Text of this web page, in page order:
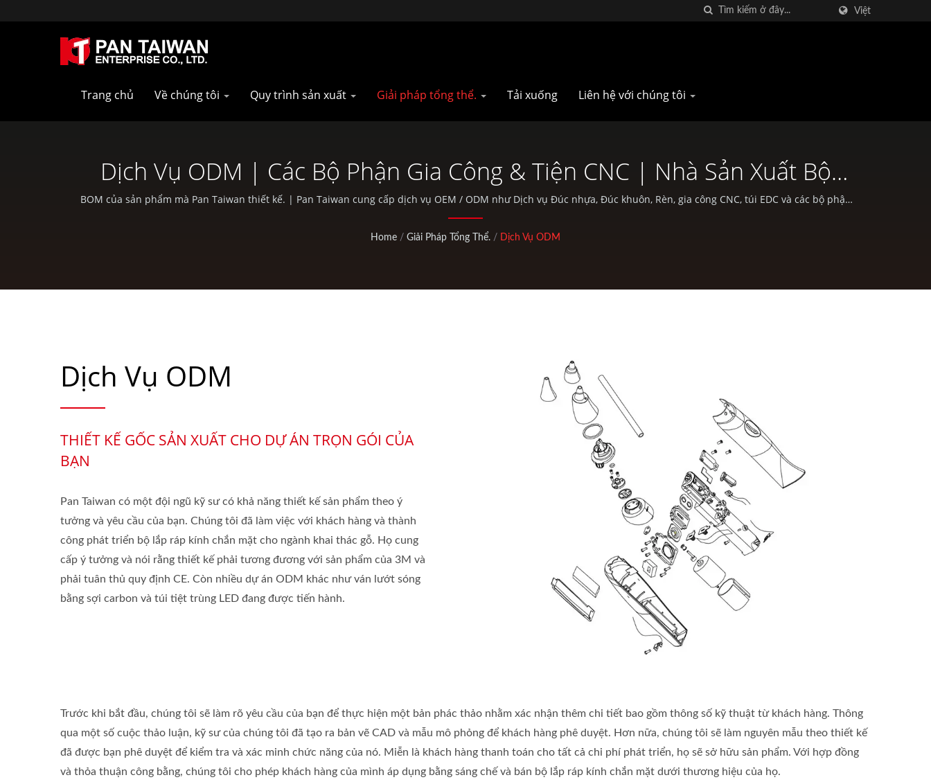
Việt
Trang chủ Về chúng tôi Quy trình sản xuất Giải pháp tổng thể. Tải xuống Liên hệ với chúng tôi
Dịch Vụ ODM | Các Bộ Phận Gia Công & Tiện CNC | Nhà Sản Xuất Bộ
Phận Xe Đạp Đua | Pan Taiwan
BOM của sản phẩm mà Pan Taiwan thiết kế. | Pan Taiwan cung cấp dịch vụ OEM / ODM như Dịch vụ Đúc nhựa, Đúc khuôn, Rèn, gia công CNC, túi EDC và các bộ phận
xe đạp tiêu chuẩn cũng như các hoạt động ngoài trời.
Home / Giải Pháp Tổng Thể. / Dịch Vụ ODM
Dịch Vụ ODM
THIẾT KẾ GỐC SẢN XUẤT CHO DỰ ÁN TRỌN GÓI CỦA
BẠN
Pan Taiwan có một đội ngũ kỹ sư có khả năng thiết kế sản phẩm theo ý
tưởng và yêu cầu của bạn. Chúng tôi đã làm việc với khách hàng và thành
công phát triển bộ lắp ráp kính chắn mặt cho ngành khai thác gỗ. Họ cung
cấp ý tưởng và nói rằng thiết kế phải tương đương với sản phẩm của 3M và
phải tuân thủ quy định CE. Còn nhiều dự án ODM khác như ván lướt sóng
bằng sợi carbon và túi tiệt trùng LED đang được tiến hành.
Trước khi bắt đầu, chúng tôi sẽ làm rõ yêu cầu của bạn để thực hiện một bản phác thảo nhằm xác nhận thêm chi tiết bao gồm thông số kỹ thuật từ khách hàng. Thông
qua một số cuộc thảo luận, kỹ sư của chúng tôi đã tạo ra bản vẽ CAD và mẫu mô phỏng để khách hàng phê duyệt. Hơn nữa, chúng tôi sẽ làm nguyên mẫu theo thiết kế
đã được bạn phê duyệt để kiểm tra và xác minh chức năng của nó. Miễn là khách hàng thanh toán cho tất cả chi phí phát triển, họ sẽ sở hữu sản phẩm. Với hợp đồng
và thỏa thuận công bằng, chúng tôi cho phép khách hàng của mình áp dụng bằng sáng chế và bán bộ lắp ráp kính chắn mặt dưới thương hiệu của họ.